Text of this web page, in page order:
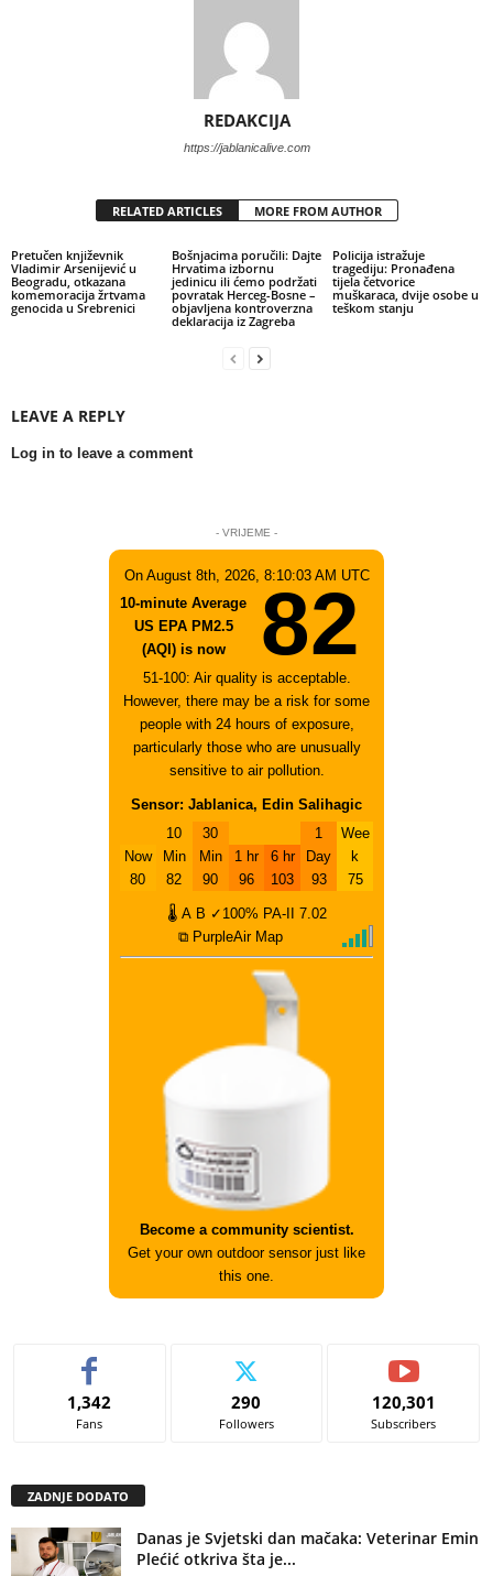
REDAKCIJA
https://jablanicalive.com
RELATED ARTICLES MORE FROM AUTHOR
Pretučen književnik
Vladimir Arsenijević u
Beogradu, otkazana
komemoracija žrtvama
genocida u Srebrenici
Bošnjacima poručili: Dajte
Hrvatima izbornu
jedinicu ili ćemo podržati
povratak Herceg-Bosne –
objavljena kontroverzna
deklaracija iz Zagreba
Policija istražuje
tragediju: Pronađena
tijela četvorice
muškaraca, dvije osobe u
teškom stanju
LEAVE A REPLY
Log in to leave a comment
- VRIJEME -
On August 8th, 2026, 8:10:03 AM UTC
10-minute Average
US EPA PM2.5
(AQI) is now
82
51-100: Air quality is acceptable.
However, there may be a risk for some
people with 24 hours of exposure,
particularly those who are unusually
sensitive to air pollution.
Sensor: Jablanica, Edin Salihagic
Now
80
10
Min
82
30
Min
90
1 hr
96
6 hr
103
1
Day
93
Wee
k
75
🌡 A B ✓100% PA-II
7.02
⧉ PurpleAir Map
Become a community scientist.
Get your own outdoor sensor just like
this one.
1,342
Fans
290
Followers
120,301
Subscribers
ZADNJE DODATO
Danas je Svjetski dan mačaka: Veterinar Emin
Plećić otkriva šta je...